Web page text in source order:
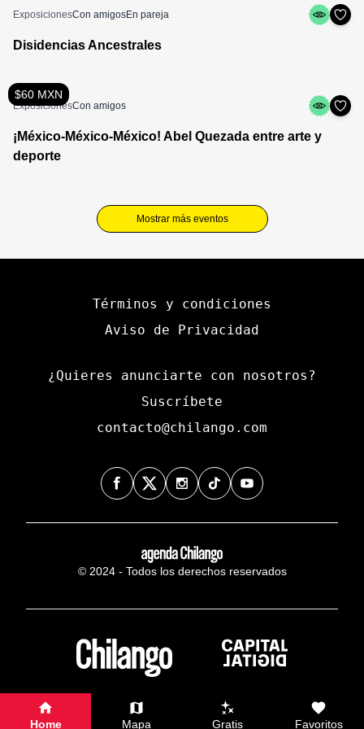
ExposicionesCon amigosEn pareja
Disidencias Ancestrales
$60 MXN
ExposicionesCon amigos
¡México-México-México! Abel Quezada entre arte y
deporte
Mostrar más eventos
Términos y condiciones
Aviso de Privacidad
¿Quieres anunciarte con nosotros?
Suscríbete
contacto@chilango.com
© 2024 - Todos los derechos reservados
Home Mapa Gratis Favoritos